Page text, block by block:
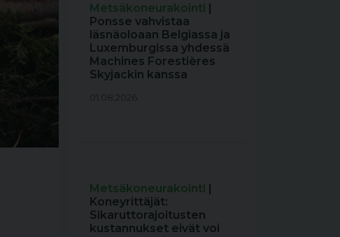
Metsäkoneurakointi |
Ponsse vahvistaa
läsnäoloaan Belgiassa ja
Luxemburgissa yhdessä
Machines Forestières
Skyjackin kanssa
01.08.2026
Metsäkoneurakointi |
Koneyrittäjät:
Sikaruttorajoitusten
kustannukset eivät voi